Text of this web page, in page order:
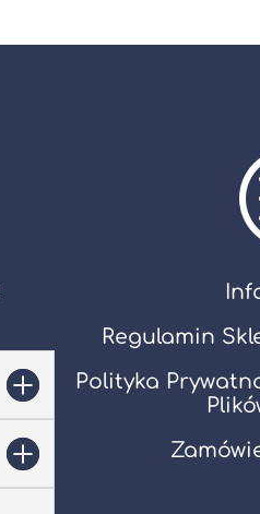
Regulamin
Polityka